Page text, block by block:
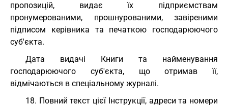
пропозицій, видає їх підприємствам
пронумерованими, прошнурованими, завіреними
підписом керівника та печаткою господарюючого
суб'єкта.
Дата видачі Книги та найменування
господарюючого суб'єкта, що отримав її,
відмічаються в спеціальному журналі.
18. Повний текст цієї Інструкції, адреси та номери